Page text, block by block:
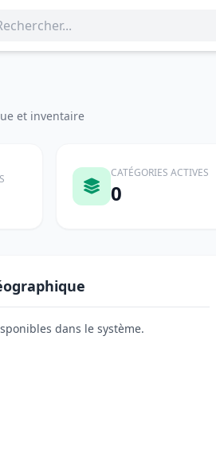
et inventaire
CATÉGORIES ACTIVES
0
dans le système.